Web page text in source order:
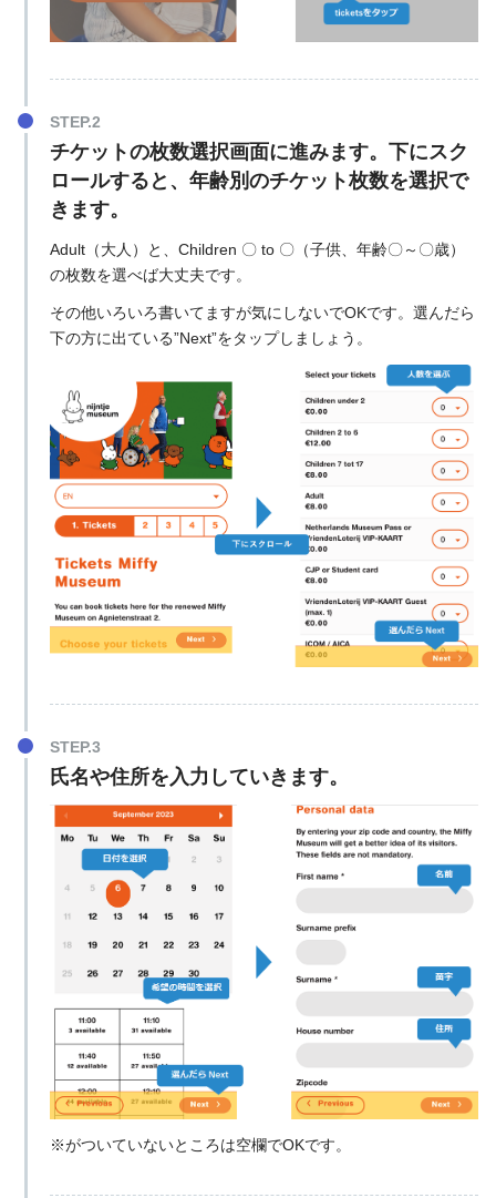
チケットの枚数選択画面に進みます。下にスク
ロールすると、年齢別のチケット枚数を選択で
きます。
Adult（大人）と、Children 〇 to 〇（子供、年齢〇～〇歳）
の枚数を選べば大丈夫です。
その他いろいろ書いてますが気にしないでOKです。選んだら
下の方に出ている”Next”をタップしましょう。
氏名や住所を入力していきます。
※がついていないところは空欄でOKです。